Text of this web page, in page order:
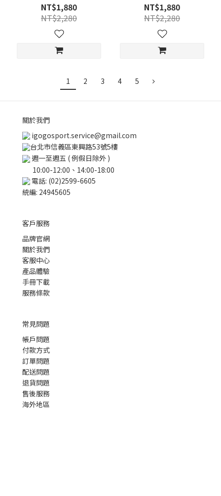
NT$1,880
NT$2,280
NT$1,880
NT$2,280
1 2 3 4 5
關於我們
igogosport.service@gmail.com
台北市信義區東興路53號5樓
週一至週五 ( 例假日除外 )
10:00-12:00、14:00-18:00
電話: (02)2599-6605
統編: 24945605
客戶服務
品牌官網
關於我們
客服中心
產品體驗
手冊下載
服務條款
常見問題
帳戶問題
付款方式
訂單問題
配送問題
退貨問題
售後服務
海外地區